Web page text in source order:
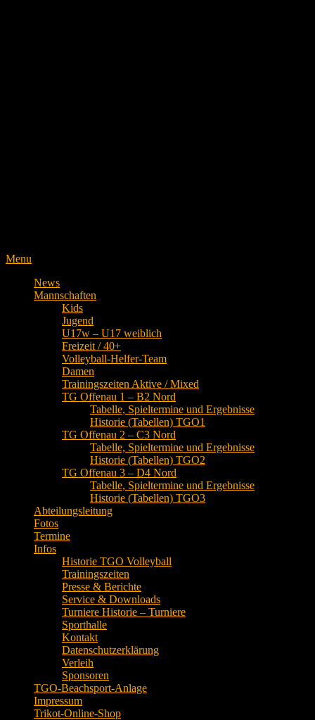
Menu
News
Mannschaften
Kids
Jugend
U17w – U17 weiblich
Freizeit / 40+
Volleyball-Helfer-Team
Damen
Trainingszeiten Aktive / Mixed
TG Offenau 1 – B2 Nord
Tabelle, Spieltermine und Ergebnisse
Historie (Tabellen) TGO1
TG Offenau 2 – C3 Nord
Tabelle, Spieltermine und Ergebnisse
Historie (Tabellen) TGO2
TG Offenau 3 – D4 Nord
Tabelle, Spieltermine und Ergebnisse
Historie (Tabellen) TGO3
Abteilungsleitung
Fotos
Termine
Infos
Historie TGO Volleyball
Trainingszeiten
Presse & Berichte
Service & Downloads
Turniere Historie – Turniere
Sporthalle
Kontakt
Datenschutzerklärung
Verleih
Sponsoren
TGO-Beachsport-Anlage
Impressum
Trikot-Online-Shop